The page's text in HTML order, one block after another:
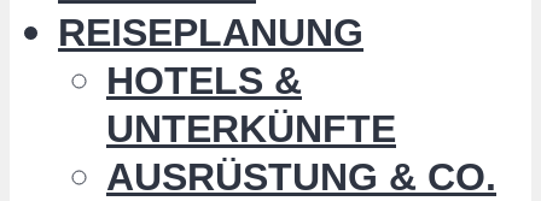
REISEPLANUNG
HOTELS &
UNTERKÜNFTE
AUSRÜSTUNG & CO.